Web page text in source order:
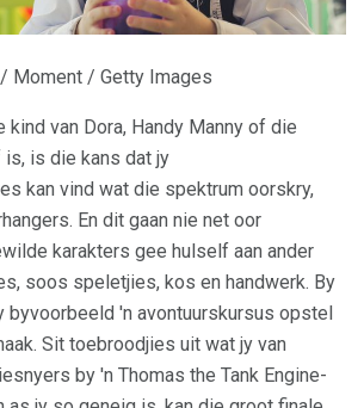
Moment / Getty Images
van Dora, Handy Manny of die
is die kans dat jy
kan vind wat die spektrum oorskry,
En dit gaan nie net oor
karakters gee hulself aan ander
soos speletjies, kos en handwerk. By
byvoorbeeld 'n avontuurskursus opstel
Sit toebroodjies uit wat jy van
by 'n Thomas the Tank Engine-